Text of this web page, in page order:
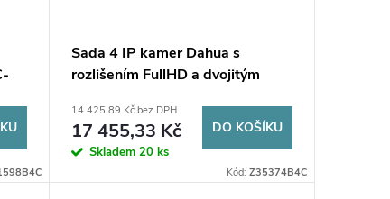
Sada 4 IP kamer Dahua s
rozlišením FullHD a dvojitým
14 425,89 Kč bez DPH
17 455,33 Kč
Skladem 20 ks
DO KOŠÍKU
Kód: Z35374B4C